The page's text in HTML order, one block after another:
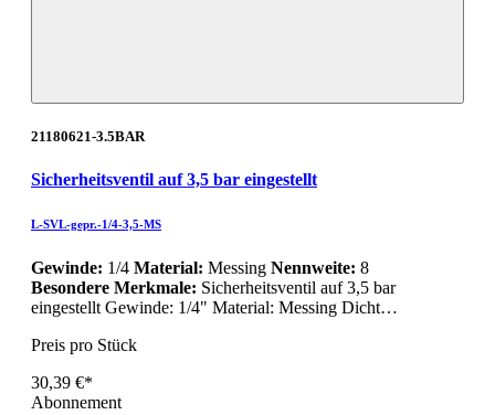
21180621-3.5BAR
Sicherheitsventil auf 3,5 bar eingestellt
L-SVL-gepr.-1/4-3,5-MS
Gewinde: 1/4 Material: Messing Nennweite: 8
Besondere Merkmale: Sicherheitsventil auf 3,5 bar
eingestellt Gewinde: 1/4" Material: Messing Dicht…
Preis pro Stück
30,39 €*
Abonnement